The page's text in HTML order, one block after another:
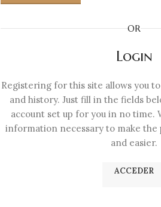
OR
Login
Registering for this site allows you
and history. Just fill in the fields
account set up for you in no time.
information necessary to make the
and easier.
ACCEDER